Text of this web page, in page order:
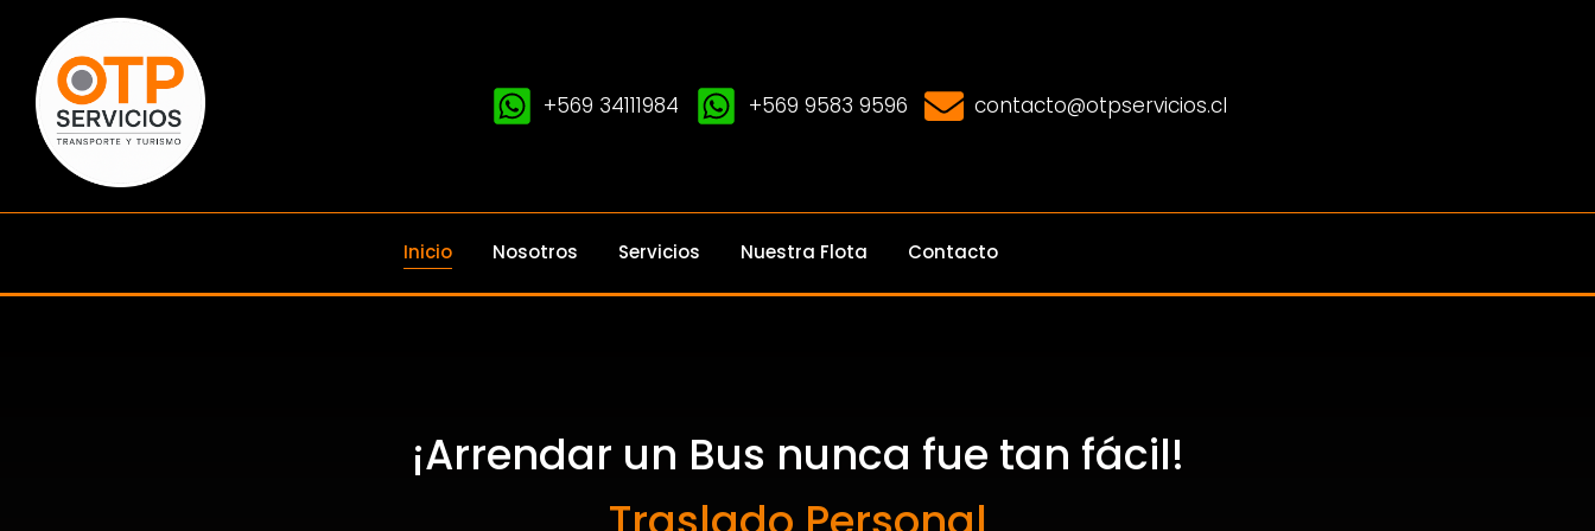
+569 34111984 +569 9583 9596 contacto@otpservicios.cl
Inicio Nosotros Servicios Nuestra Flota Contacto
¡Arrendar un Bus nunca fue tan fácil!
Traslado Personal